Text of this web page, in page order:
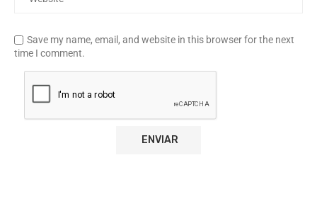
Save my name, email, and website in this browser for the next
time I comment.